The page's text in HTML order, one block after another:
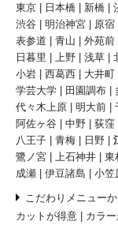
東京
日本橋 新橋
渋谷
明治神宮 原宿
表参道
青山 外苑前
日暮里
上野 浅草
小岩
西葛西 大井町
学芸大学
田園調布
代々木上原
明大前
阿佐ヶ谷
中野 荻窪
八王子
青梅 日野
鷺ノ宮
上石神井 東
成瀬
伊豆諸島 小笠
こだわりメニュー
カットが得意
カラ